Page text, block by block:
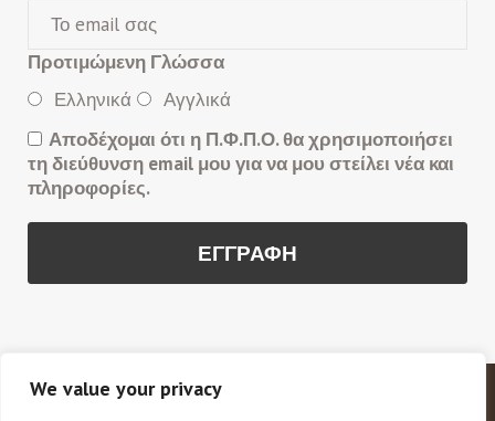
We value your privacy
Προτιμώμενη Γλώσσα
Ελληνικά
Αγγλικά
Αποδέχομαι ότι η Π.Φ.Π.Ο. θα χρησιμοποιήσει
τη διεύθυνση email μου για να μου στείλει νέα και
πληροφορίες.